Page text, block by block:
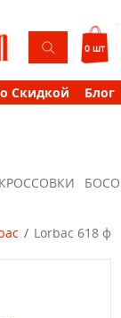
Скидкой Блог
0 шт
КРОССОВКИ
Lorbac 618 ф